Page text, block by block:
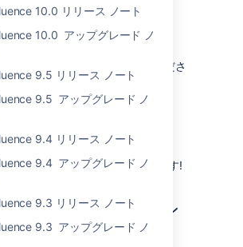
10.0 リリース ノート
10.0 アップグレード ノ
9.5 リリース ノート
9.5 アップグレード ノ
9.4 リリース ノート
9.4 アップグレード ノ
9.3 リリース ノート
9.3 アップグレード ノ
関する重要な情報を
ド ノート
をご確認くださ
ィードバックをお寄せください
票以上が製品に反映されています!
ターでのインライン
トの管理